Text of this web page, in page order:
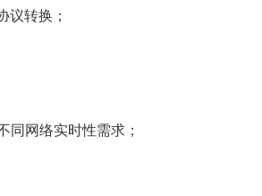
议转换；
同网络实时性需求；